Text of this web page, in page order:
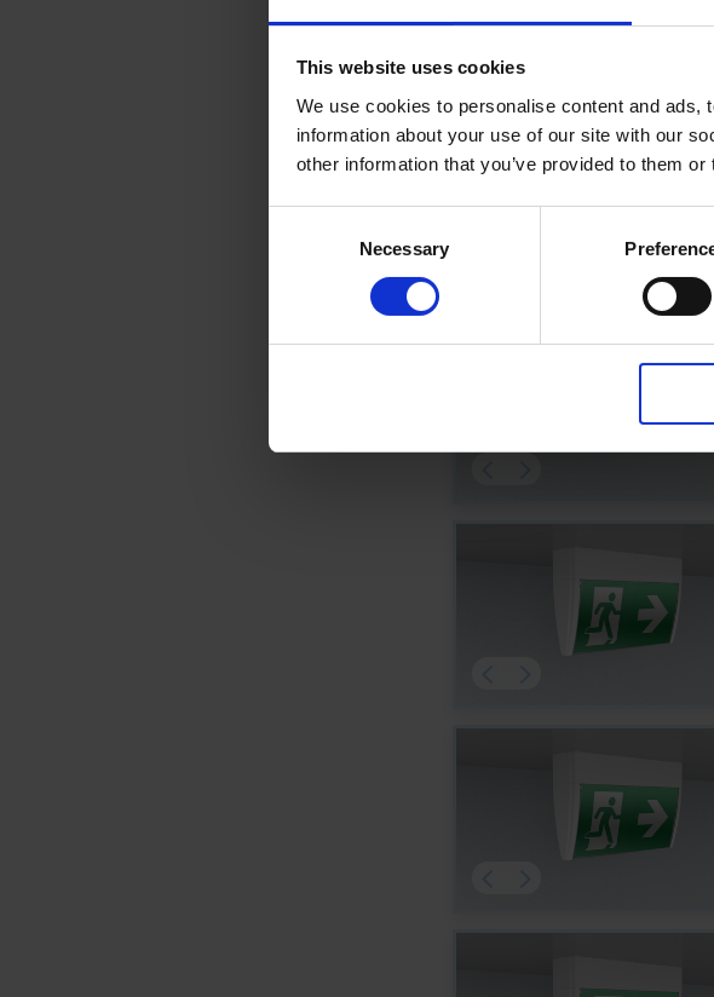
This website uses cookies
We use cookies to personalise content and
information about your use of our site with our
other information that you’ve provided to them
Necessary